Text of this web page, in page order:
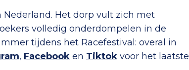
Het dorp vult zich met
volledig onderdompelen in de
tijdens het Racefestival: overal in
, Facebook en Tiktok voor het laatste